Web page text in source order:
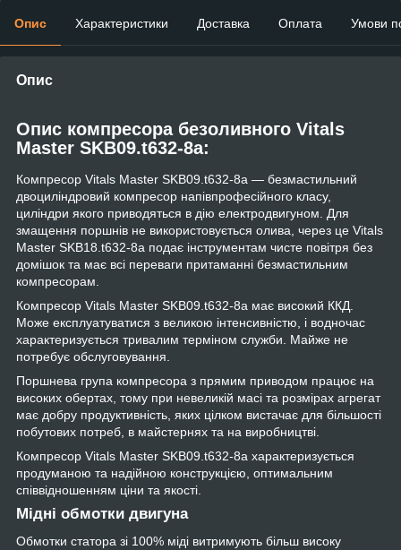
Опис Характеристики Доставка Оплата Умови
Опис
Опис компресора безоливного Vitals
Master SKB09.t632-8a:
Компресор Vitals Master SKB09.t632-8a — безмастильний
двоциліндровий компресор напівпрофесійного класу,
циліндри якого приводяться в дію електродвигуном. Для
змащення поршнів не використовується олива, через це Vitals
Master SKB18.t632-8a подає інструментам чисте повітря без
домішок та має всі переваги притаманні безмастильним
компресорам.
Компресор Vitals Master SKB09.t632-8a має високий ККД.
Може експлуатуватися з великою інтенсивністю, і водночас
характеризується тривалим терміном служби. Майже не
потребує обслуговування.
Поршнева група компресора з прямим приводом працює на
високих обертах, тому при невеликій масі та розмірах агрегат
має добру продуктивність, яких цілком вистачає для більшості
побутових потреб, в майстернях та на виробництві.
Компресор Vitals Master SKB09.t632-8a характеризується
продуманою та надійною конструкцією, оптимальним
співвідношенням ціни та якості.
Мідні обмотки двигуна
Обмотки статора зі 100% міді витримують більш високу